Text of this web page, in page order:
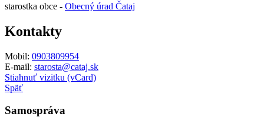
starostka obce - Obecný úrad Čataj
Kontakty
Mobil: 0903809954
E-mail: starosta@cataj.sk
Stiahnuť vizitku (vCard)
Späť
Samospráva